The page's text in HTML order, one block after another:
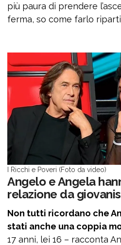
più paura di prendere
ferma, so come farlo
I Ricchi e Poveri (Foto da video)
Angelo e Angela
relazione da
Non tutti ricordano che
stati anche una coppia
17 anni, lei 16 – racconta